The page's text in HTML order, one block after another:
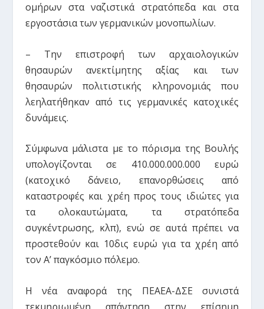
ομήρων στα ναζιστικά στρατόπεδα και στα
εργοστάσια των γερμανικών μονοπωλίων.
– Την επιστροφή των αρχαιολογικών
θησαυρών ανεκτίμητης αξίας και των
θησαυρών πολιτιστικής κληρονομιάς που
λεηλατήθηκαν από τις γερμανικές κατοχικές
δυνάμεις.
Σύμφωνα μάλιστα με το πόρισμα της Βουλής
υπολογίζονται σε 410.000.000.000 ευρώ
(κατοχικό δάνειο, επανορθώσεις από
καταστροφές και χρέη προς τους ιδιώτες για
τα ολοκαυτώματα, τα στρατόπεδα
συγκέντρωσης, κλπ), ενώ σε αυτά πρέπει να
προστεθούν και 10δις ευρώ για τα χρέη από
τον Α’ παγκόσμιο πόλεμο.
Η νέα αναφορά της ΠΕΑΕΑ-ΔΣΕ συνιστά